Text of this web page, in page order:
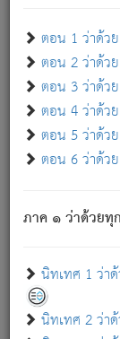
ตอน 1 ว่าด้ว
ตอน 2 ว่าด้ว
ตอน 3 ว่าด้ว
ตอน 4 ว่าด้ว
ตอน 5 ว่าด้ว
ตอน 6 ว่าด้ว
ภาค ๑ ว่าด้วยทุ
นิทเทศ 1 ว่า
นิทเทศ 2 ว่า
เขาเพลิดเพ
เขากลัวต่อสิ่งใ
พรหมจรรย์
ภพ.
สมณะหรือพ
มีได้เพราะภพ
มิใช่ผู้หลดพ้นจ
ภพ ว่ามีได้เพรา
ปวงนั้น ก็ยังสลั
ก็ทุกข์นี้มีขึ้น
เพราะความ
ทุกข์จึงไม่มี.